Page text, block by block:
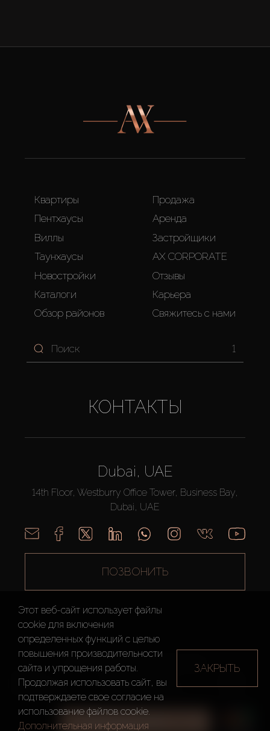
ВСЕ ФИЛЬТРЫ
Квартиры
Пентхаусы
Виллы
Таунхаусы
Новостройки
Каталоги
Обзор районов
Продажа
Аренда
Застройщики
AX CORPORATE
Отзывы
Карьера
Свяжитесь с нами
1
КОНТАКТЫ
Dubai, UAE
14th Floor, Westburry Office Tower, Business Bay,
Dubai, UAE
ПОЗВОНИТЬ
AX CAPITAL ©2026 Все Права Защищены
Условия
использования
конфиденциальности
сайта
Этот веб-сайт использует файлы
cookie для включения
определенных функций c целью
повышения производительности
сайта и упрощения работы.
Продолжая использовать сайт, вы
подтверждаете свое согласие на
использование файлов cookie.
Дополнительная информация
ЗАКРЫТЬ